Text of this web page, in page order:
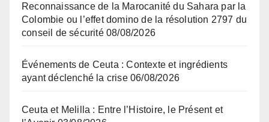
Reconnaissance de la Marocanité du Sahara par la
Colombie ou l’effet domino de la résolution 2797 du
conseil de sécurité 08/08/2026
Événements de Ceuta : Contexte et ingrédients
ayant déclenché la crise 06/08/2026
Ceuta et Melilla : Entre l’Histoire, le Présent et